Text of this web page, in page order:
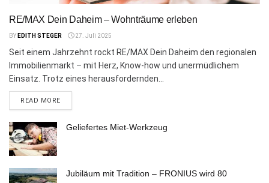
RE/MAX Dein Daheim – Wohnträume erleben
BY EDITH STEGER 27. Juli 2025
Seit einem Jahrzehnt rockt RE/MAX Dein Daheim den regionalen
Immobilienmarkt – mit Herz, Know-how und unermüdlichem
Einsatz. Trotz eines herausfordernden...
READ MOREDETAILS
Geliefertes Miet-Werkzeug
Jubiläum mit Tradition – FRONIUS wird 80